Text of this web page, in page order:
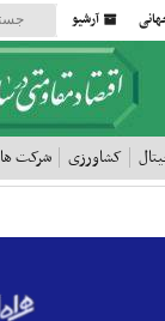
آرشیو
کشاورزی شرکت ها